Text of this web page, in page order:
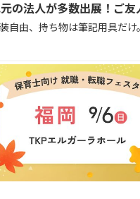
の法人が多数出展！ご
自由、持ち物は筆記用具だ